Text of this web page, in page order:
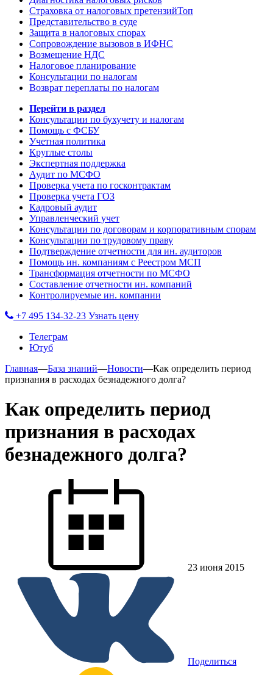
Страховка от налоговых претензийТоп
Представительство в суде
Защита в налоговых спорах
Сопровождение вызовов в ИФНС
Возмещение НДС
Налоговое планирование
Консультации по налогам
Возврат переплаты по налогам
Перейти в раздел
Консультации по бухучету и налогам
Помощь с ФСБУ
Учетная политика
Круглые столы
Экспертная поддержка
Аудит по МСФО
Проверка учета по госконтрактам
Проверка учета ГОЗ
Кадровый аудит
Управленческий учет
Консультации по договорам и корпоративным спорам
Консультации по трудовому праву
Подтверждение отчетности для ин. аудиторов
Помощь ин. компаниям с Реестром МСП
Трансформация отчетности по МСФО
Составление отчетности ин. компаний
Контролируемые ин. компании
+7 495 134-32-23 Узнать цену
Телеграм
Ютуб
Главная—База знаний—Новости—Как определить период
признания в расходах безнадежного долга?
Как определить период
признания в расходах
безнадежного долга?
23 июня 2015
Поделиться